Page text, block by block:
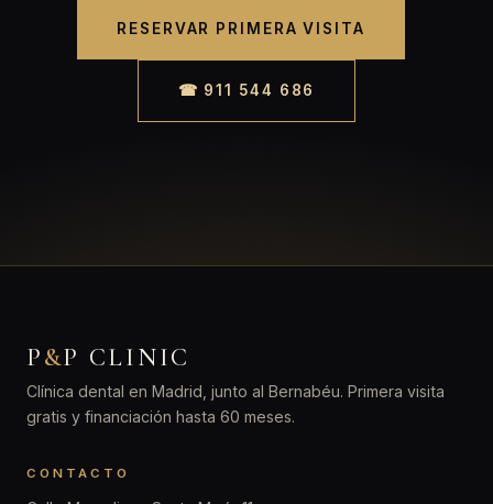
RESERVAR PRIMERA VISITA
☎ 911 544 686
P&P CLINIC
Clínica dental en Madrid, junto al Bernabéu. Primera visita
gratis y financiación hasta 60 meses.
CONTACTO